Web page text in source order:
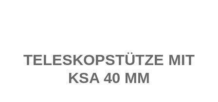
TELESKOPSTÜTZE MIT
KSA 40 MM